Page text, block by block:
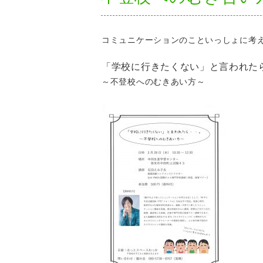
コミュニケーションのこといっしょに考
「学校に行きたくない」と言われた
～不登校へのむきあい方～